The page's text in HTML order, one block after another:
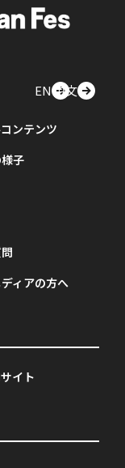
EN中文
ンテンツ
子
ィアの方へ
イト